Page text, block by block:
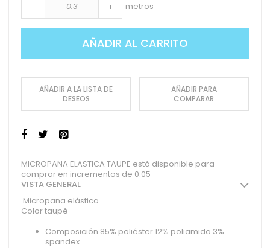
- + metros
AÑADIR AL CARRITO
AÑADIR A LA LISTA DE
DESEOS
AÑADIR PARA
COMPARAR
MICROPANA ELASTICA TAUPE está disponible para
comprar en incrementos de 0.05
VISTA GENERAL
Micropana elástica
Color taupé
Composición 85% poliéster 12% poliamida 3%
spandex